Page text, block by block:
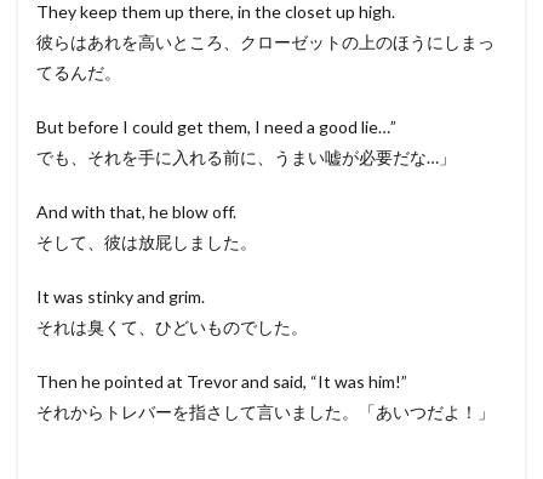
They keep them up there, in the closet up high.
彼らはあれを高いところ、クローゼットの上のほうにしまっ
てるんだ。
But before I could get them, I need a good lie…”
でも、それを手に入れる前に、うまい嘘が必要だな…」
And with that, he blow off.
そして、彼は放屁しました。
It was stinky and grim.
それは臭くて、ひどいものでした。
Then he pointed at Trevor and said, “It was him!”
それからトレバーを指さして言いました。「あいつだよ！」